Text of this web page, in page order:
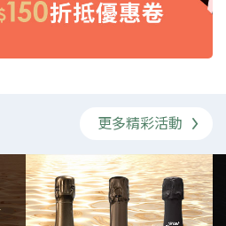
更多精彩活動